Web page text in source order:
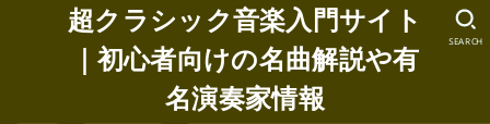
超クラシック音楽入門サイト
｜初心者向けの名曲解説や有
名演奏家情報
SEARCH